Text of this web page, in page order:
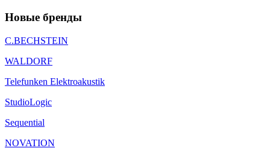
Новые бренды
C.BECHSTEIN
WALDORF
Telefunken Elektroakustik
StudioLogic
Sequential
NOVATION